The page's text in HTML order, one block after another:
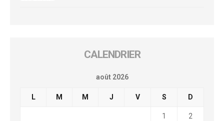
CALENDRIER
août 2026
L M M J V S D
1 2